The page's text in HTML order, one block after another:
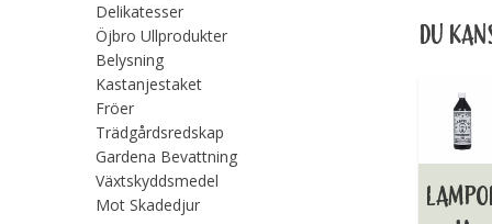
DU
Delikatesser
Öjbro Ullprodukter
Belysning
Kastanjestaket
Fröer
Trädgårdsredskap
Gardena Bevattning
Växtskyddsmedel
Mot Skadedjur